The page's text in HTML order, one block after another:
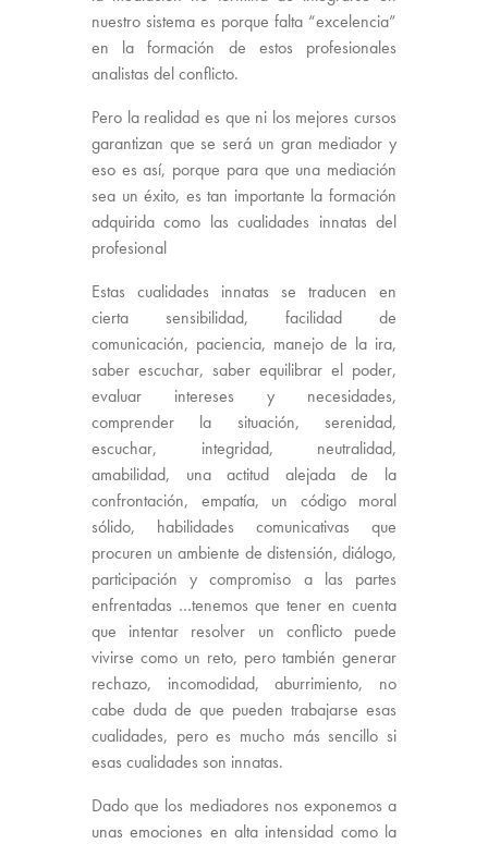
nuestro sistema es porque falta “excelencia”
en la formación de estos profesionales
analistas del conflicto.
Pero la realidad es que ni los mejores cursos
garantizan que se será un gran mediador y
eso es así, porque para que una mediación
sea un éxito, es tan importante la formación
adquirida como las cualidades innatas del
profesional
Estas cualidades innatas se traducen en
cierta sensibilidad, facilidad de
comunicación, paciencia, manejo de la ira,
saber escuchar, saber equilibrar el poder,
evaluar intereses y necesidades,
comprender la situación, serenidad,
escuchar, integridad, neutralidad,
amabilidad, una actitud alejada de la
confrontación, empatía, un código moral
sólido, habilidades comunicativas que
procuren un ambiente de distensión, diálogo,
participación y compromiso a las partes
enfrentadas …tenemos que tener en cuenta
que intentar resolver un conflicto puede
vivirse como un reto, pero también generar
rechazo, incomodidad, aburrimiento, no
cabe duda de que pueden trabajarse esas
cualidades, pero es mucho más sencillo si
esas cualidades son innatas.
Dado que los mediadores nos exponemos a
unas emociones en alta intensidad como la